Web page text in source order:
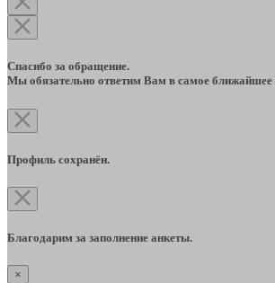
Спасибо за обращение.
Мы обязательно ответим Вам в самое ближайшее
Профиль сохранён.
Благодарим за заполнение анкеты.
×